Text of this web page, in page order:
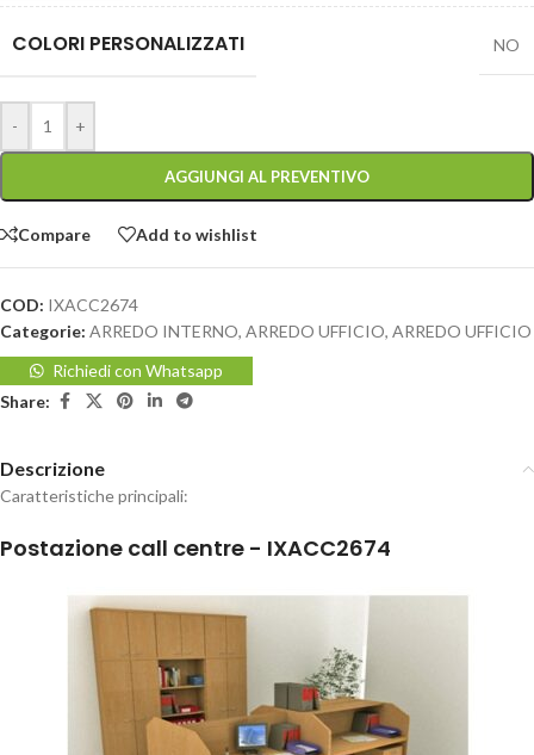
COLORI PERSONALIZZATI NO
- +
AGGIUNGI AL PREVENTIVO
Compare Add to wishlist
COD: IXACC2674
Categorie: ARREDO INTERNO, ARREDO UFFICIO, ARREDO UFFICIO
Richiedi con Whatsapp
Share:
Descrizione
Caratteristiche principali:
Postazione call centre - IXACC2674